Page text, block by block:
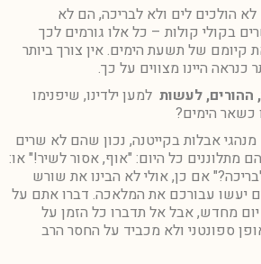
הולכים לים ולא לבריכה, הם לא
בקולי קולות – כל אלו גורמים לכך
קיומם של תשעת הימים. אין צורך ביותר
כנראה היינו מצווים על כך.
ההורים, לעשות למען ילדינו, שיפנימו
כשאר הימים?
מנהגי אבלות בקייטנה, נכון שהם לא שרים
מתלוננים כל היום: "אוף, אסור לשיר!" או:
אם כן, אולי לא הבינו את שורש
יעשו עבורכם את המלאכה. דברו אתם על
יום מחדש, אבל אל תדברו כל הזמן על
ספונטני ולא מכביד על החסר הרב